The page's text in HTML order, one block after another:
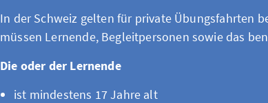
In der Schweiz gelten für private Übungsfahrten
müssen Lernende, Begleitpersonen sowie das
Die oder der Lernende
ist mindestens 17 Jahre alt